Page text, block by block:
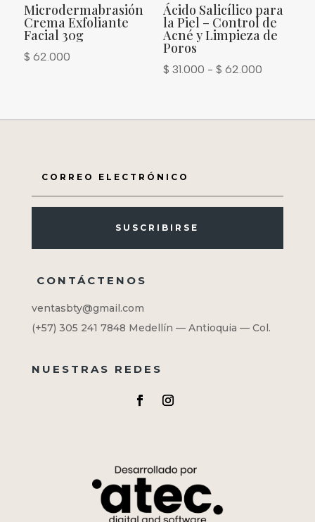
Microdermabrasión
Crema Exfoliante
Facial 30g
$ 62.000
Ácido Salicílico para
la Piel – Control de
Acné y Limpieza de
Poros
$ 31.000 - $ 62.000Rango
desde
SUSCRIBIRSE
CONTÁCTENOS
ventasbty@gmail.com
(+57) 305 241 7848 Medellín — Antioquia — Col.
NUESTRAS REDES